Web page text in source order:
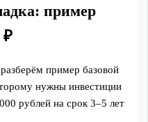
пример
₽
пример базовой
нужны инвестиции
рублей на срок 3–5 лет